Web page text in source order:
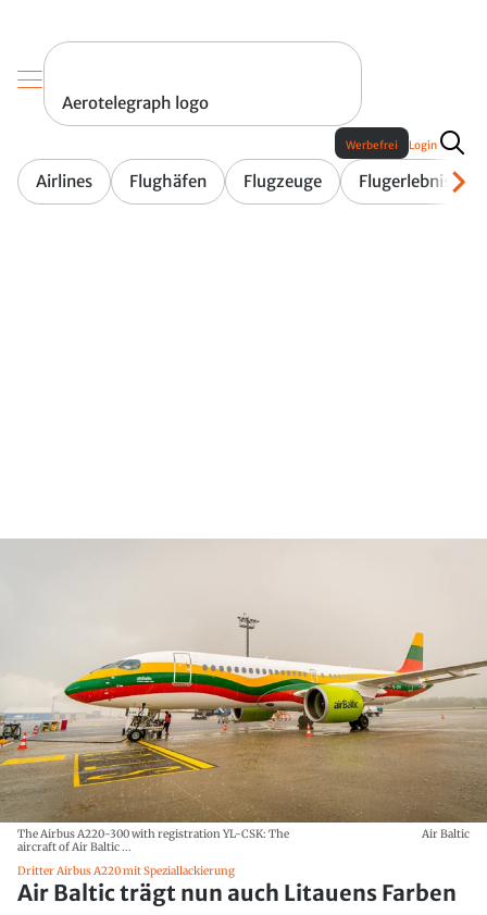
Aerotelegraph logo
Airlines Flughäfen Flugzeuge Flugerlebnis
Werbefrei Login
The Airbus A220-300 with registration YL-CSK: The
aircraft of Air Baltic ...
Air Baltic
Dritter Airbus A220 mit Speziallackierung
Air Baltic trägt nun auch Litauens Farben